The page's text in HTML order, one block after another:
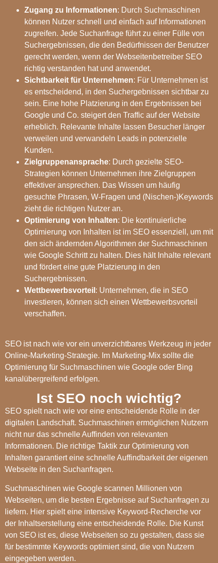
Zugang zu Informationen: Durch Suchmaschinen
können Nutzer schnell und einfach auf Informationen
zugreifen. Jede Suchanfrage führt zu einer Fülle von
Suchergebnissen, die den Bedürfnissen der Benutzer
gerecht werden, wenn der Webseitenbetreiber SEO
richtig verstanden hat und anwendet.
Sichtbarkeit für Unternehmen: Für Unternehmen ist
es entscheidend, in den Suchergebnissen sichtbar zu
sein. Eine hohe Platzierung in den Ergebnissen bei
Google und Co. steigert den Traffic auf der Website
erheblich. Relevante Inhalte lassen Besucher länger
verweilen und verwandeln Leads in potenzielle
Kunden.
Zielgruppenansprache: Durch gezielte SEO-
Strategien können Unternehmen ihre Zielgruppen
effektiver ansprechen. Das Wissen um häufig
gesuchte Phrasen, W-Fragen und (Nischen-)Keywords
zieht die richtigen Nutzer an.
Optimierung von Inhalten: Die kontinuierliche
Optimierung von Inhalten ist im SEO essenziell, um mit
den sich ändernden Algorithmen der Suchmaschinen
wie Google Schritt zu halten. Dies hält Inhalte relevant
und fördert eine gute Platzierung in den
Suchergebnissen.
Wettbewerbsvorteil : Unternehmen, die in SEO
investieren, können sich einen Wettbewerbsvorteil
verschaffen.
SEO ist nach wie vor ein unverzichtbares Werkzeug in jeder
Online-Marketing-Strategie. Im Marketing-Mix sollte die
Optimierung für Suchmaschinen wie Google oder Bing
kanalübergreifend erfolgen.
Ist SEO noch wichtig?
SEO spielt nach wie vor eine entscheidende Rolle in der
digitalen Landschaft. Suchmaschinen ermöglichen Nutzern
nicht nur das schnelle Auffinden von relevanten
Informationen. Die richtige Taktik zur Optimierung von
Inhalten garantiert eine schnelle Auffindbarkeit der eigenen
Webseite in den Suchanfragen.
Suchmaschinen wie Google scannen Millionen von
Webseiten, um die besten Ergebnisse auf Suchanfragen zu
liefern. Hier spielt eine intensive Keyword-Recherche vor
der Inhaltserstellung eine entscheidende Rolle. Die Kunst
von SEO ist es, diese Webseiten so zu gestalten, dass sie
für bestimmte Keywords optimiert sind, die von Nutzern
eingegeben werden.